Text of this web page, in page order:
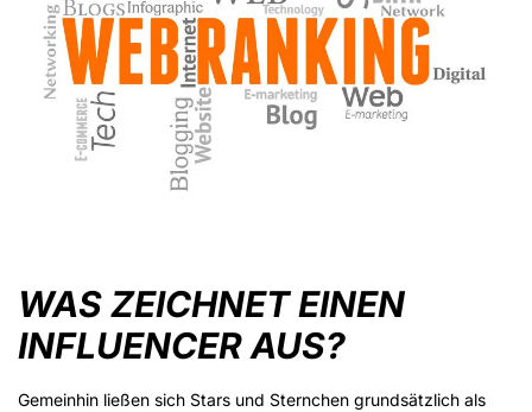
WAS ZEICHNET EINEN
INFLUENCER AUS?
Gemeinhin ließen sich Stars und Sternchen grundsätzlich als